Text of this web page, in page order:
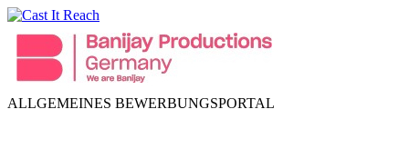
ALLGEMEINES BEWERBUNGSPORTAL